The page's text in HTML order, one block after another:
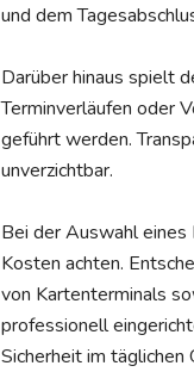
und dem
Darüber hinaus spielt
Terminverläufen oder
geführt werden.
unverzichtbar.
Bei der Auswahl
Kosten achten.
von Kartenterminals
professionell
Sicherheit im täglichen